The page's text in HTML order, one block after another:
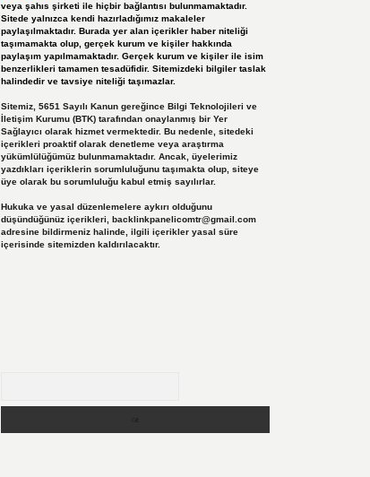
veya şahıs şirketi ile hiçbir bağlantısı bulunmamaktadır.
Sitede yalnızca kendi hazırladığımız makaleler
paylaşılmaktadır. Burada yer alan içerikler haber niteliği
taşımamakta olup, gerçek kurum ve kişiler hakkında
paylaşım yapılmamaktadır. Gerçek kurum ve kişiler ile isim
benzerlikleri tamamen tesadüfidir. Sitemizdeki bilgiler taslak
halindedir ve tavsiye niteliği taşımazlar.
Sitemiz, 5651 Sayılı Kanun gereğince Bilgi Teknolojileri ve
İletişim Kurumu (BTK) tarafından onaylanmış bir Yer
Sağlayıcı olarak hizmet vermektedir. Bu nedenle, sitedeki
içerikleri proaktif olarak denetleme veya araştırma
yükümlülüğümüz bulunmamaktadır. Ancak, üyelerimiz
yazdıkları içeriklerin sorumluluğunu taşımakta olup, siteye
üye olarak bu sorumluluğu kabul etmiş sayılırlar.
Hukuka ve yasal düzenlemelere aykırı olduğunu
düşündüğünüz içerikleri, backlinkpanelicomtr@gmail.com
adresine bildirmeniz halinde, ilgili içerikler yasal süre
içerisinde sitemizden kaldırılacaktır.